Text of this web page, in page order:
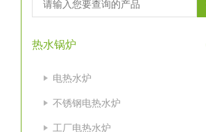
热水锅炉
电热水炉
不锈钢电热水炉
工厂电热水炉